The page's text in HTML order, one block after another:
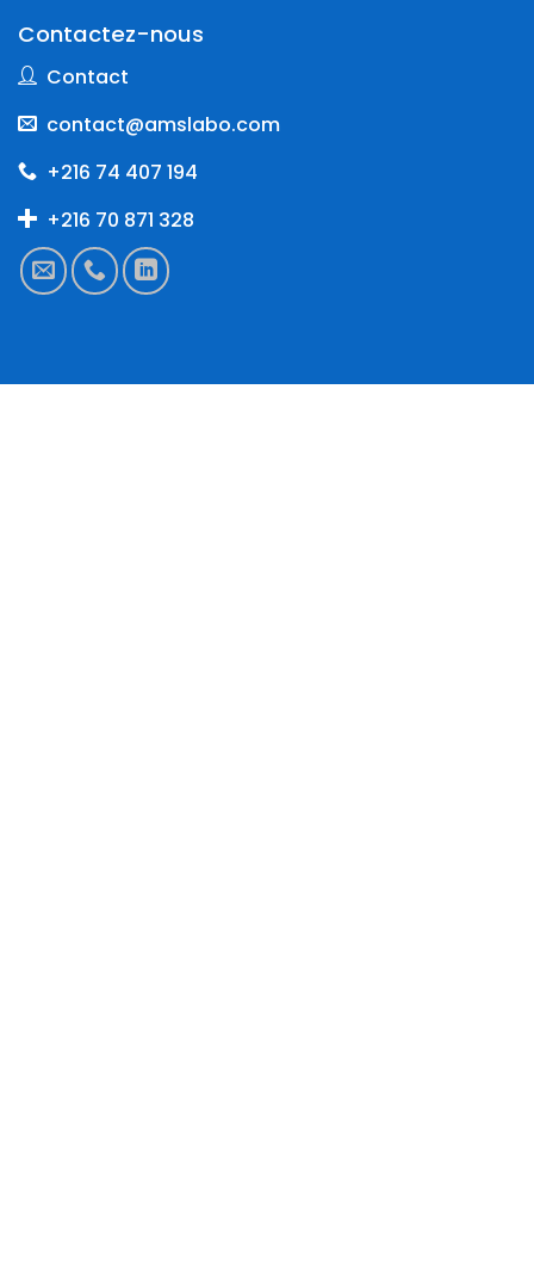
Contactez-nous
Contact
contact@amslabo.com
+216 74 407 194
+216 70 871 328